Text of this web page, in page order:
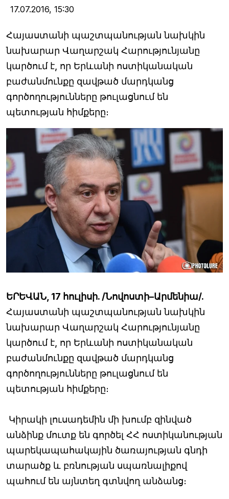
17.07.2016, 15:30
Հայաստանի պաշտպանության նախկին
նախարար Վաղարշակ Հարությունյանը
կարծում է, որ Երևանի ոստիկանական
բաժանմունքը զավթած մարդկանց
գործողությունները թուլացնում են
պետության հիմքերը։
ԵՐԵՎԱՆ, 17 հուլիսի. /Նովոստի–Արմենիա/.
Հայաստանի պաշտպանության նախկին
նախարար Վաղարշակ Հարությունյանը
կարծում է, որ Երևանի ոստիկանական
բաժանմունքը զավթած մարդկանց
գործողությունները թուլացնում են
պետության հիմքերը։
Կիրակի լուսադեմին մի խումբ զինված
անձինք մուտք են գործել ՀՀ ոստիկանության
պարեկապահակային ծառայության գնդի
տարածք և բռնության սպառնալիքով
պահում են այնտեղ գտնվող անձանց։